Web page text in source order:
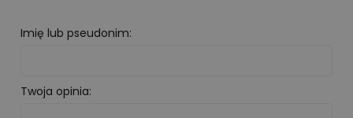
Imię lub pseudonim:
Twoja opinia: